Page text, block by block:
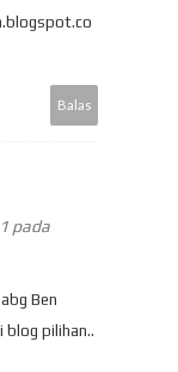
Balas
pada
Ben
blog pilihan..